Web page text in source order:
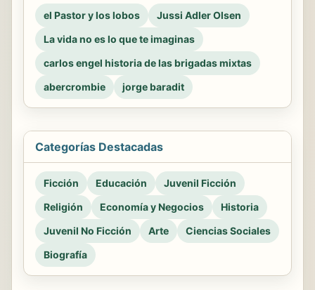
el Pastor y los lobos
Jussi Adler Olsen
La vida no es lo que te imaginas
carlos engel historia de las brigadas mixtas
abercrombie
jorge baradit
Categorías Destacadas
Ficción Educación
Juvenil Ficción
Religión
Economía y Negocios
Historia
Juvenil No Ficción
Arte
Ciencias Sociales
Biografía